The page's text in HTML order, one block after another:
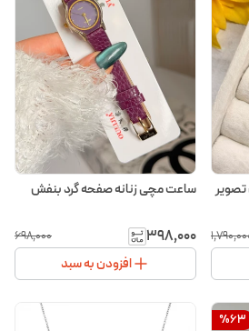
تصویر
ساعت مچی زنانه صفحه گرد بنفش
۳۹۸٬۰۰۰ ۶۹۸٬۰۰۰
افزودن به سبد
%63